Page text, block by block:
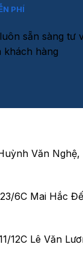
PHÍ
sẵn sàng tư
khách hàng
Văn Nghệ,
6C Mai Hắc
12C Lê Văn